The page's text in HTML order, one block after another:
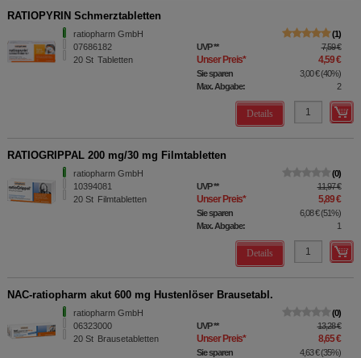
RATIOPYRIN Schmerztabletten
ratiopharm GmbH
07686182
20 St Tabletten
1
UVP** 7,59 €
Unser Preis* 4,59 €
Sie sparen 3,00 €(40%)
Max. Abgabe:
2
Details
RATIOGRIPPAL 200 mg/30 mg Filmtabletten
ratiopharm GmbH
10394081
20 St Filmtabletten
0
UVP** 11,97 €
Unser Preis* 5,89 €
Sie sparen 6,08 €(51%)
Max. Abgabe:
1
Details
NAC-ratiopharm akut 600 mg Hustenlöser Brausetabl.
ratiopharm GmbH
06323000
20 St Brausetabletten
0
UVP** 13,28 €
Unser Preis* 8,65 €
Sie sparen 4,63 €(35%)